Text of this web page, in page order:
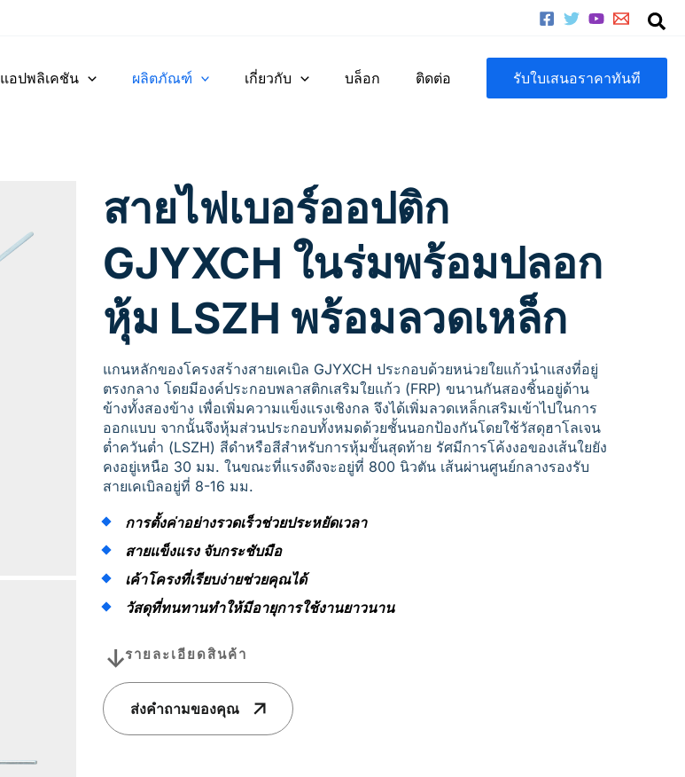
แอปพลิเคชัน ผลิตภัณฑ์ เกี่ยวกับ บล็อก ติดต่อ รับใบเสนอราคาทันที
สายไฟเบอร์ออปติก
GJYXCH ในร่มพร้อมปลอก
หุ้ม LSZH พร้อมลวดเหล็ก
แกนหลักของโครงสร้างสายเคเบิล GJYXCH ประกอบด้วยหน่วยใยแก้วนำแสงที่อยู่
ตรงกลาง โดยมีองค์ประกอบพลาสติกเสริมใยแก้ว (FRP) ขนานกันสองชิ้นอยู่ด้าน
ข้างทั้งสองข้าง เพื่อเพิ่มความแข็งแรงเชิงกล จึงได้เพิ่มลวดเหล็กเสริมเข้าไปในการ
ออกแบบ จากนั้นจึงหุ้มส่วนประกอบทั้งหมดด้วยชั้นนอกป้องกันโดยใช้วัสดุฮาโลเจน
ต่ำควันต่ำ (LSZH) สีดำหรือสีสำหรับการหุ้มขั้นสุดท้าย รัศมีการโค้งงอของเส้นใยยัง
คงอยู่เหนือ 30 มม. ในขณะที่แรงดึงจะอยู่ที่ 800 นิวตัน เส้นผ่านศูนย์กลางรองรับ
สายเคเบิลอยู่ที่ 8-16 มม.
การตั้งค่าอย่างรวดเร็วช่วยประหยัดเวลา
สายแข็งแรง จับกระชับมือ
เค้าโครงที่เรียบง่ายช่วยคุณได้
วัสดุที่ทนทานทำให้มีอายุการใช้งานยาวนาน
รายละเอียดสินค้า
ส่งคำถามของคุณ